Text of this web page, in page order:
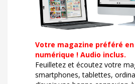
Votre magazine préféré
numérique ! Audio inclus.
Feuilletez et écoutez votre
smartphones, tablettes,